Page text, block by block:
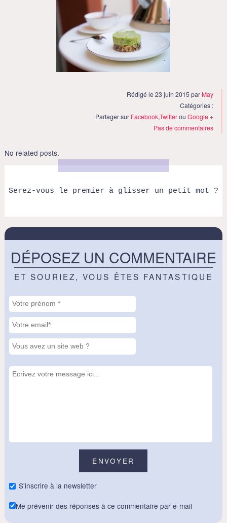
Rédigé le 23 juin 2015 par May
Catégories :
Partager sur Facebook,TwitterouGoogle +
Pas de commentaires
No related posts.
Serez-vous le premier à glisser un petit mot ?
DÉPOSEZ UN COMMENTAIRE
ET SOURIEZ, VOUS ÊTES FANTASTIQUE
S'inscrire à la newsletter
Me prévenir des réponses à ce commentaire par e-mail